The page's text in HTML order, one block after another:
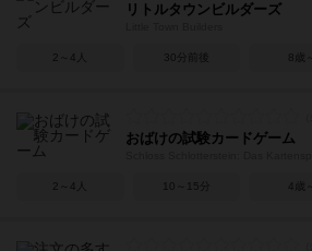
リトルタウンビルダーズ
2～4人 30分前後 8歳～
おばけの試験カードゲーム
2～4人 10～15分 4歳～